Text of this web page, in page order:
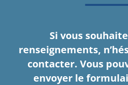
Si vous
renseignements,
contacter. Vous
envoyer le